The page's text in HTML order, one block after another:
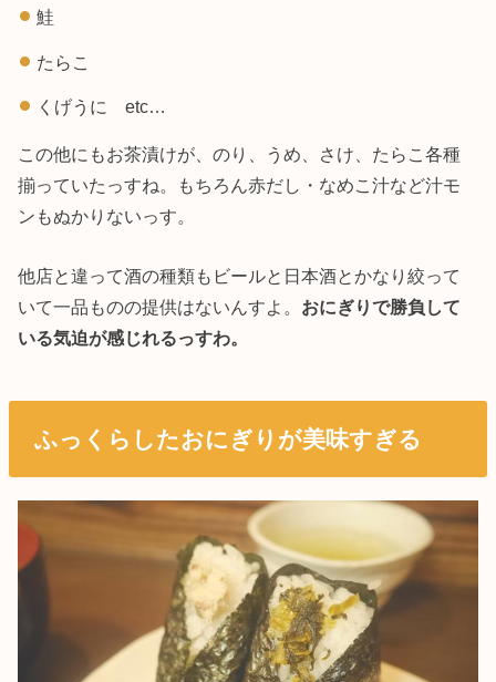
鮭
たらこ
くげうに etc…
この他にもお茶漬けが、のり、うめ、さけ、たらこ各種
揃っていたっすね。もちろん赤だし・なめこ汁など汁モ
ンもぬかりないっす。
他店と違って酒の種類もビールと日本酒とかなり絞って
いて一品ものの提供はないんすよ。 おにぎりで勝負して
いる気迫が感じれるっすわ。
ふっくらしたおにぎりが美味すぎる